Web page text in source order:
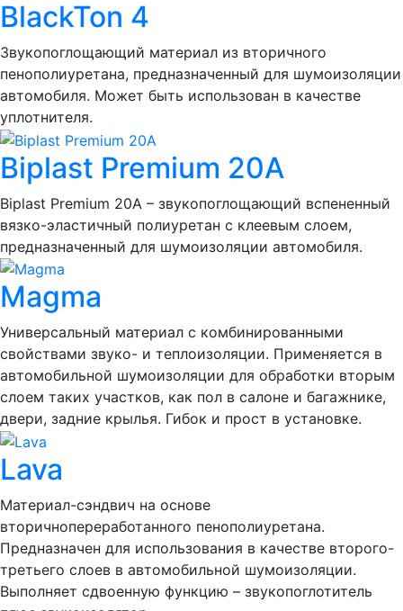
BlackTon 4
Звукопоглощающий материал из вторичного
пенополиуретана, предназначенный для шумоизоляции
автомобиля. Может быть использован в качестве
уплотнителя.
Biplast Premium 20A
Biplast Premium 20A – звукопоглощающий вспененный
вязко-эластичный полиуретан с клеевым слоем,
предназначенный для шумоизоляции автомобиля.
Magma
Универсальный материал с комбинированными
свойствами звуко- и теплоизоляции. Применяется в
автомобильной шумоизоляции для обработки вторым
слоем таких участков, как пол в салоне и багажнике,
двери, задние крылья. Гибок и прост в установке.
Lava
Материал-сэндвич на основе
вторичнопереработанного пенополиуретана.
Предназначен для использования в качестве второго-
третьего слоев в автомобильной шумоизоляции.
Выполняет сдвоенную функцию – звукопоглотитель